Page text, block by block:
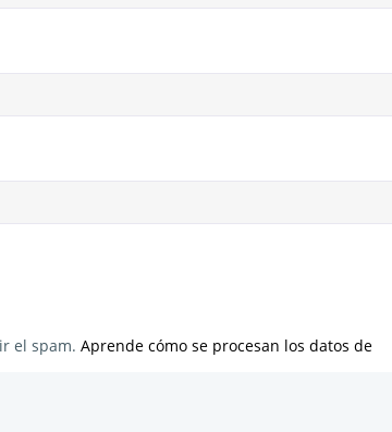
el spam. Aprende cómo se procesan los datos de